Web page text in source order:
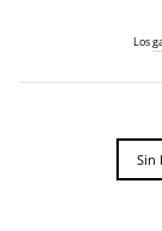
Los
Sin